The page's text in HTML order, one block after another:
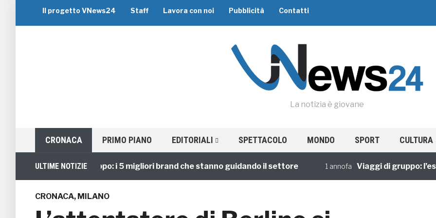
Il progetto VNews24 Staff Lavora con noi Pubblicità Contatti
La notizia è giovane
CRONACA PRIMO PIANO EDITORIALI SPETTACOLO MONDO SPORT CULTURA
ULTIME NOTIZIE
Viaggi di Gruppo: i 5 migliori brand che stanno guidando il settore 1 annofa Viaggi di gruppo:
CRONACA, MILANO